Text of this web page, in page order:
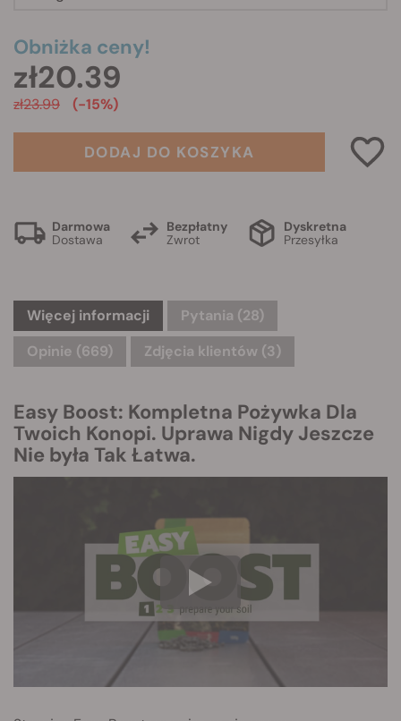
Obniżka ceny!
zł20.39
zł23.99 (-15%)
DODAJ DO KOSZYKA
Darmowa
Dostawa
Bezpłatny
Zwrot
Dyskretna
Przesyłka
Więcej informacji Pytania (28)
Opinie (669)
Zdjęcia klientów (3)
Easy Boost: Kompletna Pożywka Dla
Twoich Konopi. Uprawa Nigdy Jeszcze
Nie była Tak Łatwa.